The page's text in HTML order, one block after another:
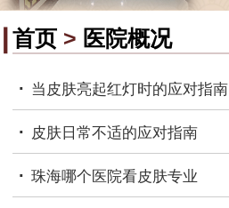
首页 > 医院概况
· 当皮肤亮起红灯时的应对指南
· 皮肤日常不适的应对指南
· 珠海哪个医院看皮肤专业